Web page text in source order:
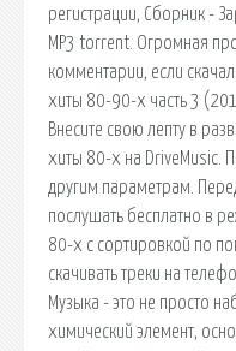
регистрации, Сборник -
МР3 torrent. Огромная
комментарии, если
хиты 80-90-х часть 3
Внесите свою лепту в
хиты 80-х на DriveMusic.
другим параметрам.
послушать бесплатно в
80-х с сортировкой по
скачивать треки на
Музыка - это не просто
химический элемент,